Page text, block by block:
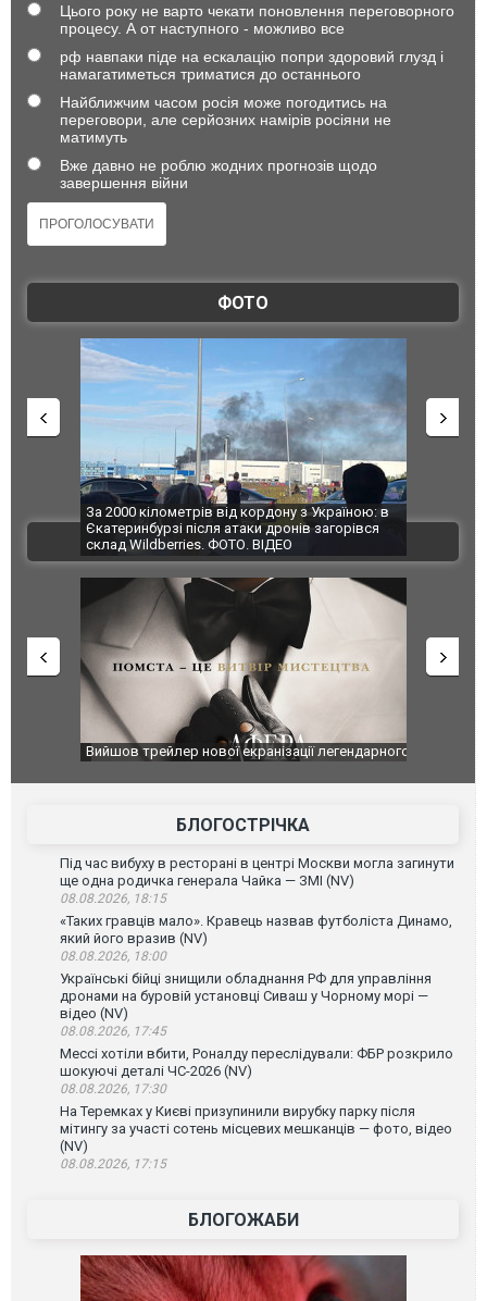
Цього року не варто чекати поновлення переговорного
процесу. А от наступного - можливо все
рф навпаки піде на ескалацію попри здоровий глузд і
намагатиметься триматися до останнього
Найближчим часом росія може погодитись на
переговори, але серйозних намірів росіяни не
матимуть
Вже давно не роблю жодних прогнозів щодо
завершення війни
ФОТО
За 2000 кілометрів від кордону з Україною: в
Єкатеринбурзі після атаки дронів загорівся
склад Wildberries. ФОТО. ВІДЕО
"Мої
ВІДЕО
Вийшов трейлер нової екранізації легендарного
БЛОГОСТРІЧКА
Під час вибуху в ресторані в центрі Москви могла загинути
ще одна родичка генерала Чайка — ЗМІ (NV)
08.08.2026, 18:15
«Таких гравців мало». Кравець назвав футболіста Динамо,
який його вразив (NV)
08.08.2026, 18:00
Українські бійці знищили обладнання РФ для управління
дронами на буровій установці Сиваш у Чорному морі —
відео (NV)
08.08.2026, 17:45
Мессі хотіли вбити, Роналду переслідували: ФБР розкрило
шокуючі деталі ЧС-2026 (NV)
08.08.2026, 17:30
На Теремках у Києві призупинили вирубку парку після
мітингу за участі сотень місцевих мешканців — фото, відео
(NV)
08.08.2026, 17:15
БЛОГОЖАБИ